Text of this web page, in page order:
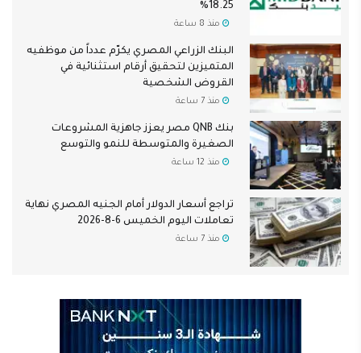
18.25%
منذ 8 ساعة
البنك الزراعي المصري يكرّم عدداً من موظفيه
المتميزين لتحقيق أرقام استثنائية في
القروض الشخصية
منذ 7 ساعة
بنك QNB مصر يعزز جاهزية المشروعات
الصغيرة والمتوسطة للنمو والتوسع
منذ 12 ساعة
تراجع أسعار الدولار أمام الجنيه المصري نهاية
تعاملات اليوم الخميس 6-8-2026
منذ 7 ساعة